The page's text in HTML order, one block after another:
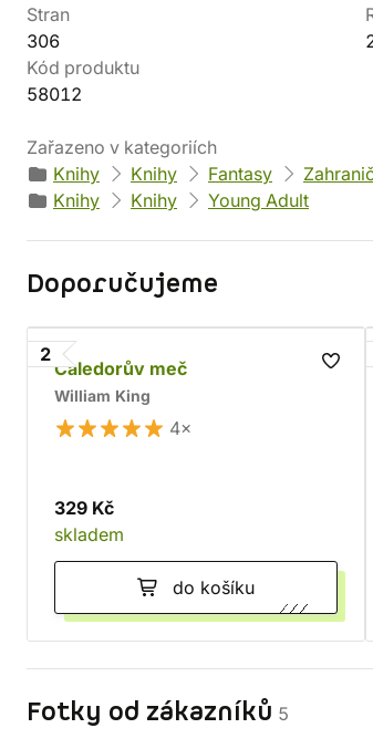
Stran
306
Kód produktu
58012
Zařazeno v kategoriích
Knihy
Knihy Fantasy
Knihy
Knihy Young Adult
Doporučujeme
2
Caledorův meč
William King
4×
329 Kč
skladem
do košíku
Fotky od zákazníků 5